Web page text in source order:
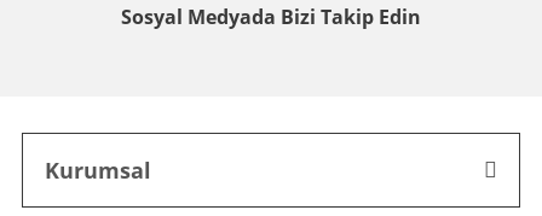
Sosyal Medyada Bizi Takip Edin
Kurumsal